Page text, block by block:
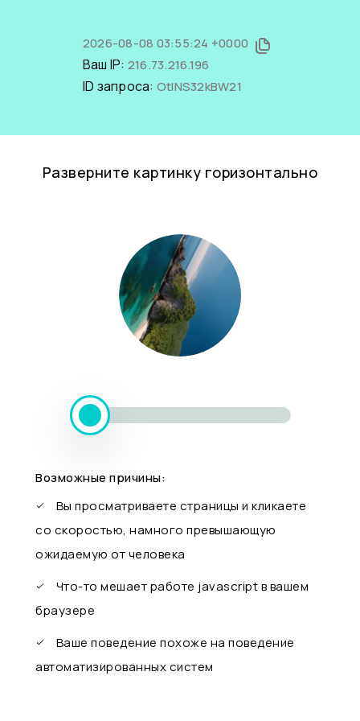
2026-08-08 03:55:24 +0000
Ваш IP: 216.73.216.196
ID запроса: OtINS32kBW21
Разверните картинку горизонтально
Возможные причины:
Вы просматриваете страницы и кликаете
со скоростью, намного превышающую
ожидаемую от человека
Что-то мешает работе javascript в вашем
браузере
Ваше поведение похоже на поведение
автоматизированных систем